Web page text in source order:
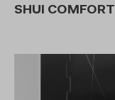
SHUI COMFORT